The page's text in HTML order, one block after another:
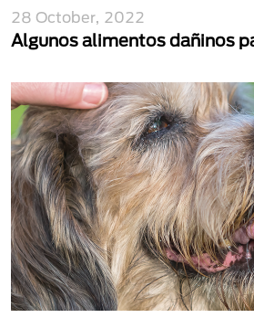
28 October, 2022
Algunos alimentos dañinos